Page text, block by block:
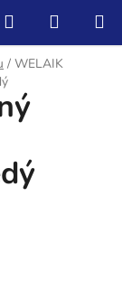
Hledat
KOŠÍK
/ WELAIK